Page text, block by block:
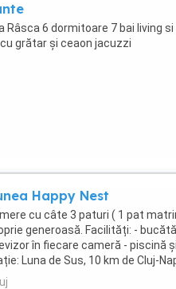
Râsca 6 dormitoare 7 bai living
grătar și ceaon jacuzzi
Happy Nest
cu câte 3 paturi ( 1 pat
generoasă. Facilități: -
în fiecare cameră - piscină
Luna de Sus, 10 km de Cluj-